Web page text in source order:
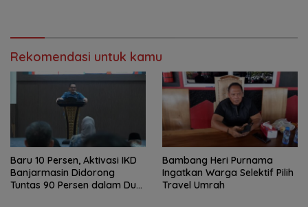
Rekomendasi untuk kamu
Baru 10 Persen, Aktivasi IKD
Banjarmasin Didorong
Tuntas 90 Persen dalam Dua
Bambang Heri Purnama
Ingatkan Warga Selektif Pilih
Travel Umrah